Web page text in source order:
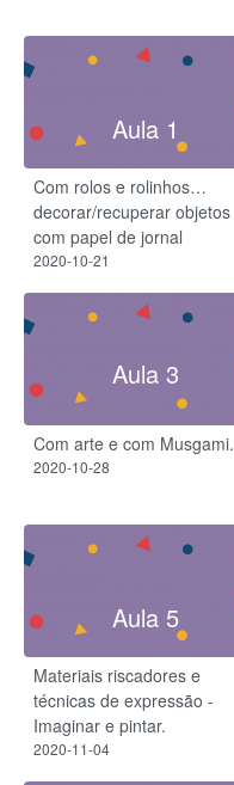
Aula 1
Com rolos e rolinhos…
decorar/recuperar objetos
com papel de jornal
2020-10-21
Aula 3
Com arte e com Musgami.
2020-10-28
Aula 5
Materiais riscadores e
técnicas de expressão -
Imaginar e pintar.
2020-11-04